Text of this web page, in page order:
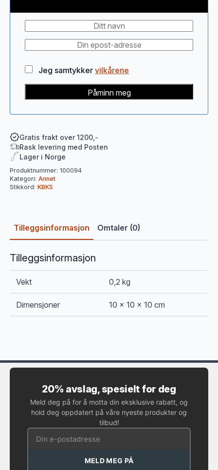
Jeg samtykker vilkårene
Påminn meg
Gratis frakt over 1200,-
Rask levering med Posten
Lager i Norge
Produktnummer: 100094
Kategori: Annet
Stikkord: KBKS
Tilleggsinformasjon Omtaler (0)
Tilleggsinformasjon
Vekt 0,2 kg
Dimensjoner 10 × 10 × 10 cm
20% avslag, spesielt for deg
Meld deg på for å motta din eksklusive rabatt, og
hold deg oppdatert på våre nyeste produkter og
tilbud!
MELD MEG PÅ